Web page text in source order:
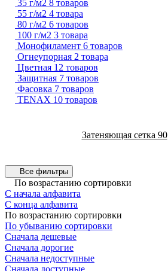
35 г/м2 8 товаров
55 г/м2 4 товара
80 г/м2 6 товаров
100 г/м2 3 товара
Монофиламент 6 товаров
Огнеупорная 2 товара
Цветная 12 товаров
Защитная 7 товаров
Фасовка 7 товаров
TENAX 10 товаров
Затеняющая сетка 90
Все фильтры
По возрастанию сортировки
С начала алфавита
С конца алфавита
По возрастанию сортировки
По убыванию сортировки
Сначала дешевые
Сначала дорогие
Сначала недоступные
Сначала доступные